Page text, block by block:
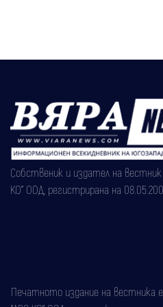
Собственик и издател на вестник
КО" ООД, регистрирана на
Печатното издание на вестника е